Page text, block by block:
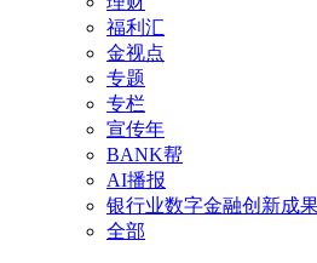
福利汇
金视点
专题
专栏
宣传年
BANK帮
AI播报
银行业数字金融创新成
全部